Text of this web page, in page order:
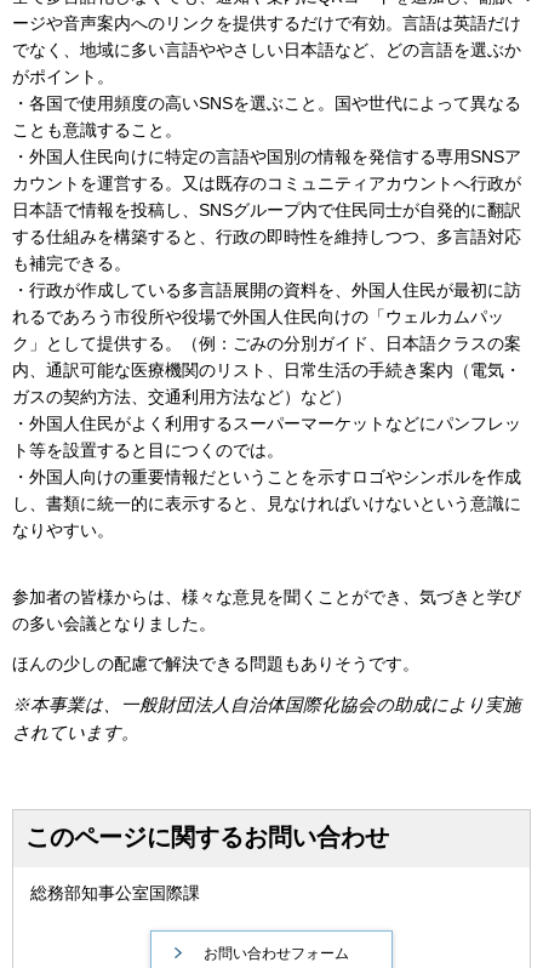
ージや音声案内へのリンクを提供するだけで有効。言語は英語だけ
でなく、地域に多い言語ややさしい日本語など、どの言語を選ぶか
がポイント。
・各国で使用頻度の高いSNSを選ぶこと。国や世代によって異なる
ことも意識すること。
・外国人住民向けに特定の言語や国別の情報を発信する専用SNSア
カウントを運営する。又は既存のコミュニティアカウントへ行政が
日本語で情報を投稿し、SNSグループ内で住民同士が自発的に翻訳
する仕組みを構築すると、行政の即時性を維持しつつ、多言語対応
も補完できる。
・行政が作成している多言語展開の資料を、外国人住民が最初に訪
れるであろう市役所や役場で外国人住民向けの「ウェルカムパッ
ク」として提供する。（例：ごみの分別ガイド、日本語クラスの案
内、通訳可能な医療機関のリスト、日常生活の手続き案内（電気・
ガスの契約方法、交通利用方法など）など）
・外国人住民がよく利用するスーパーマーケットなどにパンフレッ
ト等を設置すると目につくのでは。
・外国人向けの重要情報だということを示すロゴやシンボルを作成
し、書類に統一的に表示すると、見なければいけないという意識に
なりやすい。
参加者の皆様からは、様々な意見を聞くことができ、気づきと学び
の多い会議となりました。
ほんの少しの配慮で解決できる問題もありそうです。
※本事業は、一般財団法人自治体国際化協会の助成により実施
されています。
このページに関するお問い合わせ
総務部知事公室国際課